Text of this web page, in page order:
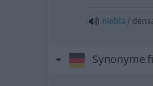
niebla f
Synonyme